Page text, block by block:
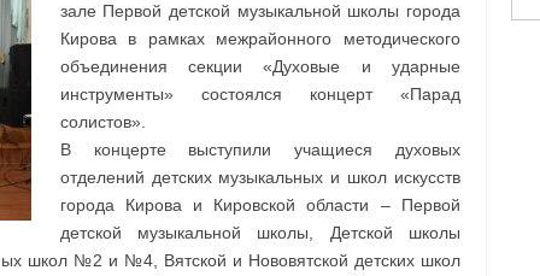
зале Первой детской музыкальной школы города
Кирова в рамках межрайонного методического
объединения секции «Духовые и ударные
инструменты» состоялся концерт «Парад
солистов».
В концерте выступили учащиеся духовых
отделений детских музыкальных и школ искусств
города Кирова и Кировской области – Первой
детской музыкальной школы, Детской школы
школ №2 и №4, Вятской и Нововятской детских школ